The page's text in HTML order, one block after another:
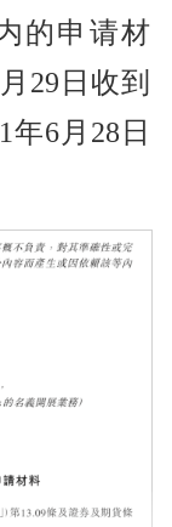
的申请材
29日收到
6月28日